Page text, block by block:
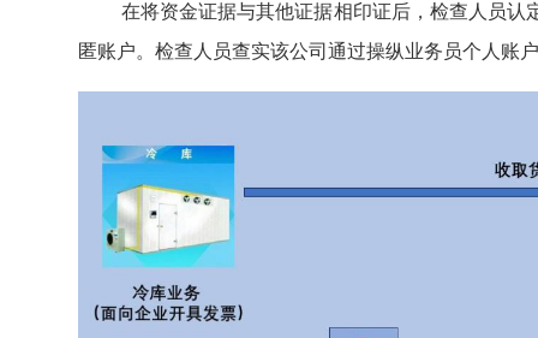
在将资金证据与其他证据相印证后，检查人员
匿账户。检查人员查实该公司通过操纵业务员个人账